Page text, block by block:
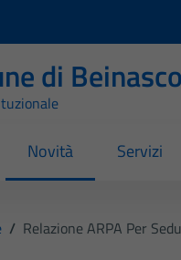
di Beinasco
Novità Servizi
/ Relazione ARPA Per